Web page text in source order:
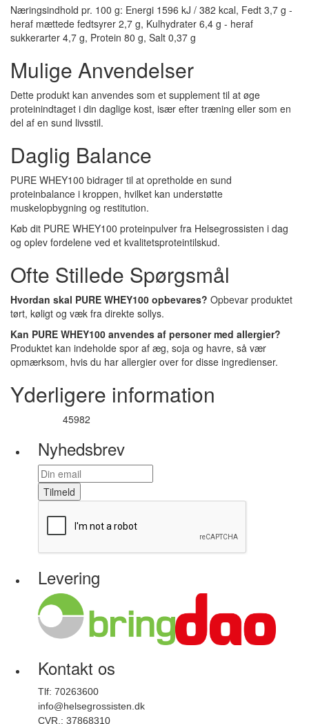
Næringsindhold pr. 100 g: Energi 1596 kJ / 382 kcal, Fedt 3,7 g -
heraf mættede fedtsyrer 2,7 g, Kulhydrater 6,4 g - heraf
sukkerarter 4,7 g, Protein 80 g, Salt 0,37 g
Mulige Anvendelser
Dette produkt kan anvendes som et supplement til at øge
proteinindtaget i din daglige kost, især efter træning eller som en
del af en sund livsstil.
Daglig Balance
PURE WHEY100 bidrager til at opretholde en sund
proteinbalance i kroppen, hvilket kan understøtte
muskelopbygning og restitution.
Køb dit PURE WHEY100 proteinpulver fra Helsegrossisten i dag
og oplev fordelene ved et kvalitetsproteintilskud.
Ofte Stillede Spørgsmål
Hvordan skal PURE WHEY100 opbevares? Opbevar produktet
tørt, køligt og væk fra direkte sollys.
Kan PURE WHEY100 anvendes af personer med allergier?
Produktet kan indeholde spor af æg, soja og havre, så vær
opmærksom, hvis du har allergier over for disse ingredienser.
Yderligere information
45982
Nyhedsbrev
Tilmeld
Levering
Kontakt os
Tlf: 70263600
info@helsegrossisten.dk
CVR.: 37868310